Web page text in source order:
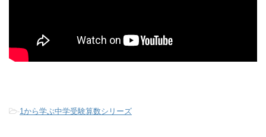
-1から学ぶ中学受験算数シリーズ